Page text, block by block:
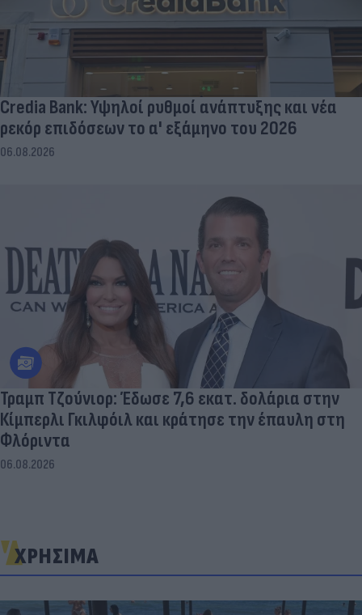
Credia Bank: Υψηλοί ρυθμοί ανάπτυξης και νέα
ρεκόρ επιδόσεων το α' εξάμηνο του 2026
06.08.2026
Τραμπ Τζούνιορ: Έδωσε 7,6 εκατ. δολάρια στην
Κίμπερλι Γκιλφόιλ και κράτησε την έπαυλη στη
Φλόριντα
06.08.2026
ΧΡΗΣΙΜΑ